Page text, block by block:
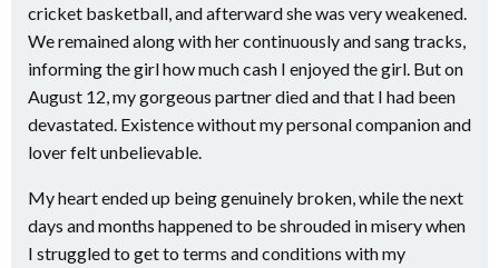
cricket basketball, and afterward she was very weakened.
We remained along with her continuously and sang tracks,
informing the girl how much cash I enjoyed the girl. But on
August 12, my gorgeous partner died and that I had been
devastated. Existence without my personal companion and
lover felt unbelievable.
My heart ended up being genuinely broken, while the next
days and months happened to be shrouded in misery when
I struggled to get to terms and conditions with my